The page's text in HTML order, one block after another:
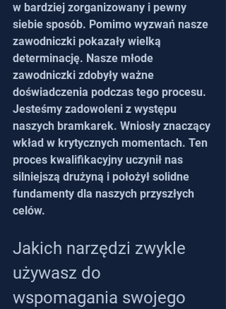
w bardziej zorganizowany i pewny
siebie sposób. Pomimo wyzwań nasze
zawodniczki pokazały wielką
determinację. Nasze młode
zawodniczki zdobyły ważne
doświadczenia podczas tego procesu.
Jesteśmy zadowoleni z występu
naszych bramkarek. Wniosły znaczący
wkład w krytycznych momentach. Ten
proces kwalifikacyjny uczynił nas
silniejszą drużyną i położył solidne
fundamenty dla naszych przyszłych
celów.
Jakich narzędzi zwykle
używasz do
wspomagania swojego